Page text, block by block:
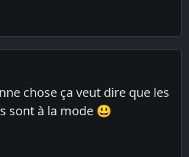
chose ça veut dire que les
sont à la mode 😃